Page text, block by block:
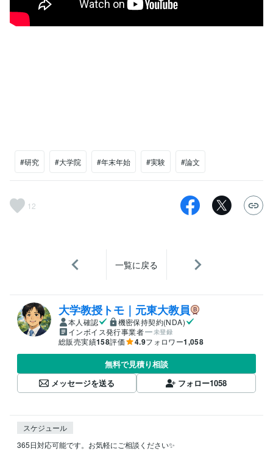
#研究 #大学院 #年末年始 #実験 #論文
12
一覧に戻る
大学教授トモ｜元東大教員
本人確認
機密保持契約(NDA)
インボイス発行事業者
未登録
総販売実績158評価 4.9フォロワー1,058
無料で見積り相談
メッセージを送る
フォロー1058
スケジュール
365日対応可能です。お気軽にご相談ください✨